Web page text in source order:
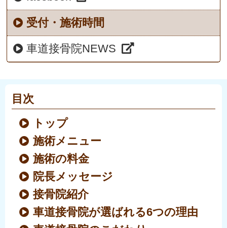
受付・施術時間
車道接骨院NEWS
目次
トップ
施術メニュー
施術の料金
院長メッセージ
接骨院紹介
車道接骨院が選ばれる6つの理由